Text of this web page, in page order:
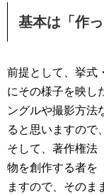
基本は「作
前提として、挙式
にその様子を映し
ングルや撮影方法
ると思いますので、
そして、著作権法
物を創作する者を
ますので、そのま